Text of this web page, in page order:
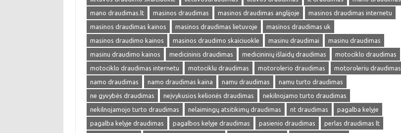
mano draudimas.lt
masinos draudimas masinos draudimas anglijoje
masinos draudimas internetu
masinos draudimas kainos
masinos draudimas lietuvoje
masinos draudimas uk
masinos draudimo kainos
masinos draudimo skaiciuokle masinu draudimai
masinu draudimas
masinu draudimo kainos
medicininis draudimas medicininių išlaidų draudimas
motociklo draudimas
motociklo draudimas internetu
motociklu draudimas motorolerio draudimas
motoroleriu draudimas
namo draudimas
namo draudimas kaina namu draudimas
namu turto draudimas
ne gyvybės draudimas
neįvykusios kelionės draudimas
nekilnojamo turto draudimas
nekilnojamojo turto draudimas
nelaimingų atsitikimų draudimas nt draudimas
pagalba kelyje
pagalba kelyje draudimas
pagalbos kelyje draudimas pasienio draudimas
perlas draudimas lt